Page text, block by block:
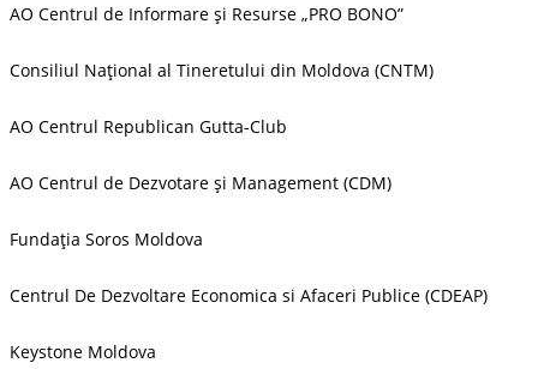
AO Centrul de Informare și Resurse „PRO BONO”
Consiliul Național al Tineretului din Moldova (CNTM)
AO Centrul Republican Gutta-Club
AO Centrul de Dezvotare și Management (CDM)
Fundația Soros Moldova
Centrul De Dezvoltare Economica si Afaceri Publice (CDEAP)
Keystone Moldova